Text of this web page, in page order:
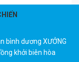
bình dương XƯỞNG
khởi biên hòa